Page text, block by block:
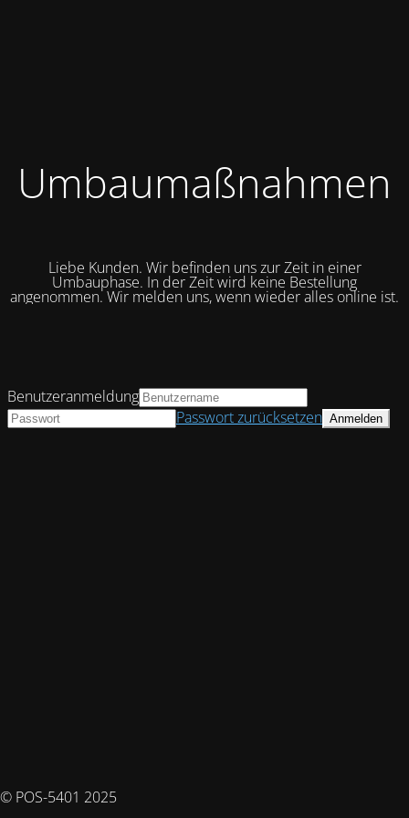
Umbaumaßnahmen
Liebe Kunden. Wir befinden uns zur Zeit in einer
Umbauphase. In der Zeit wird keine Bestellung
angenommen. Wir melden uns, wenn wieder alles online ist.
© POS-5401 2025
Benutzeranmeldung
Passwort zurücksetzen